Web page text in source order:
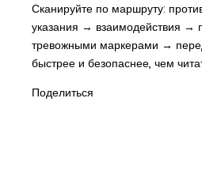
Сканируйте по маршруту:
указания → взаимодействия →
тревожными маркерами →
быстрее и безопаснее, чем
Поделиться